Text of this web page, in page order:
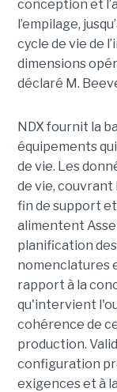
conception et
l’empilage,
cycle de vie de
dimensions
déclaré M.
NDX fournit la
équipements
de vie. Les
de vie, couvrant
fin de support
alimentent
planification
nomenclatures
rapport à la
qu'intervient
cohérence de
production.
configuration
exigences et à